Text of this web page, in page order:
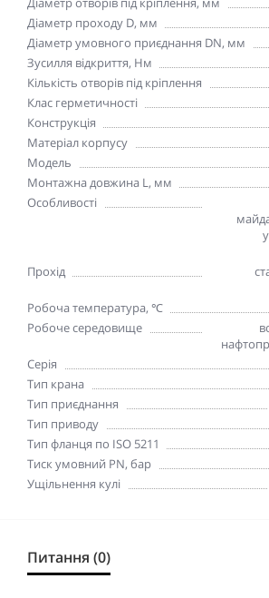
Діаметр проходу D, мм
Діаметр умовного приєднання DN, мм
Зусилля відкриття, Hм
Кількість отворів під кріплення
Клас герметичності
Конструкція
Матеріал корпусу
Модель
Монтажна довжина L, мм
Особливості
Прохід
Робоча температура, ℃
Робоче середовище
Серія
Тип крана
Тип приєднання
Тип приводу
Тип фланця по ISO 5211
Тиск умовний PN, бар
Ущільнення кулі
Питання (0)